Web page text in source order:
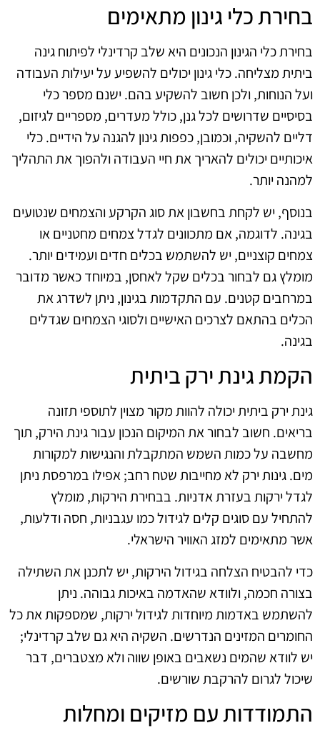
בחירת כלי גינון מתאימים
בחירת כלי הגינון הנכונים היא שלב קרדינלי לפיתוח גינה
ביתית מצליחה. כלי גינון יכולים להשפיע על יעילות העבודה
ועל הנוחות, ולכן חשוב להשקיע בהם. ישנם מספר כלי
בסיסיים שדרושים לכל גנן, כולל מעדרים, מספריים לגיזום,
דליים להשקיה, וכמובן, כפפות גינון להגנה על הידיים. כלי
איכותיים יכולים להאריך את חיי העבודה ולהפוך את התהליך
למהנה יותר.
בנוסף, יש לקחת בחשבון את סוג הקרקע והצמחים שנטועים
בגינה. לדוגמה, אם מתכוונים לגדל צמחים מחטניים או
צמחים קוצניים, יש להשתמש בכלים חדים ועמידים יותר.
מומלץ גם לבחור בכלים שקל לאחסן, במיוחד כאשר מדובר
במרחבים קטנים. עם התקדמות בגינון, ניתן לשדרג את
הכלים בהתאם לצרכים האישיים ולסוגי הצמחים שגדלים
בגינה.
הקמת גינת ירק ביתית
גינת ירק ביתית יכולה להוות מקור מצוין לתוספי תזונה
בריאים. חשוב לבחור את המיקום הנכון עבור גינת הירק, תוך
מחשבה על כמות השמש המתקבלת והנגישות למקורות
מים. גינות ירק לא מחייבות שטח רחב; אפילו במרפסת ניתן
לגדל ירקות בעזרת אדניות. בבחירת הירקות, מומלץ
להתחיל עם סוגים קלים לגידול כמו עגבניות, חסה ודלעות,
אשר מתאימים למזג האוויר הישראלי.
כדי להבטיח הצלחה בגידול הירקות, יש לתכנן את השתילה
בצורה חכמה, ולוודא שהאדמה באיכות גבוהה. ניתן
להשתמש באדמות מיוחדות לגידול ירקות, שמספקות את כל
החומרים המזינים הנדרשים. השקיה היא גם שלב קרדינלי;
יש לוודא שהמים נשאבים באופן שווה ולא מצטברים, דבר
שיכול לגרום להרקבת שורשים.
התמודדות עם מזיקים ומחלות